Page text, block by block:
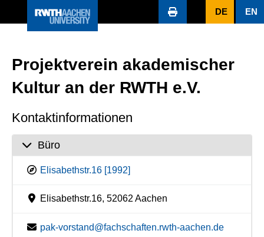
DE EN
Projektverein akademischer
Kultur an der RWTH e.V.
Kontaktinformationen
Büro
Elisabethstr.16 [1992]
Elisabethstr.16, 52062 Aachen
pak-vorstand@fachschaften.rwth-aachen.de